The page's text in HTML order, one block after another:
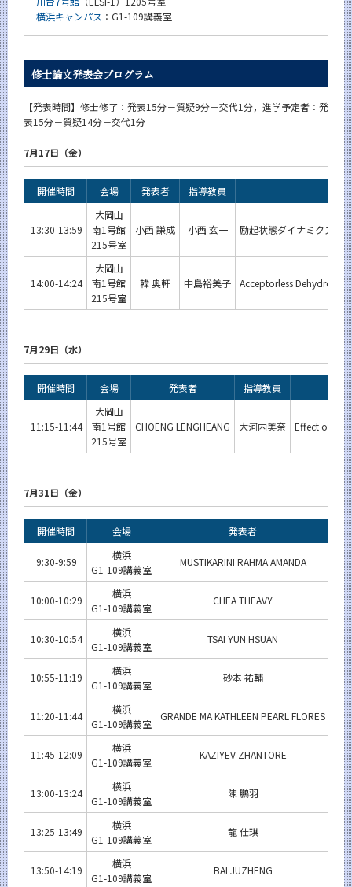
横浜キャンパス ：G1-109講義室
修士論文発表会プログラム
【発表時間】修士修了：発表15分－質疑9分－交代1分，進学予定者：発
表15分－質疑14分－交代1分
7月17日（金）
開催時間 会場 発表者 指導教員
13:30-13:59
大岡山
南1号館
215号室
小西 謙成 小西 玄一 励起状態ダイナミクスに
14:00-14:24
大岡山
南1号館
215号室
韓 奥軒 中島裕美子 Acceptorless
7月29日（水）
開催時間 会場 発表者 指導教員
11:15-11:44
大岡山
南1号館
215号室
CHOENG LENGHEANG 大河内美奈 Effect of
7月31日（金）
開催時間 会場 発表者 指
9:30-9:59
横浜
G1-109講義室
MUSTIKARINI RAHMA AMANDA 松
10:00-10:29
横浜
G1-109講義室
CHEA THEAVY 下
10:30-10:54
横浜
G1-109講義室
TSAI YUN HSUAN 下
10:55-11:19
横浜
G1-109講義室
砂本 祐輔 青
11:20-11:44
横浜
G1-109講義室
GRANDE MA KATHLEEN PEARL FLORES 多
11:45-12:09
横浜
G1-109講義室
KAZIYEV ZHANTORE 多
13:00-13:24
横浜
G1-109講義室
陳 鵬羽 横
13:25-13:49
横浜
G1-109講義室
龍 仕琪 原
13:50-14:19
横浜
G1-109講義室
BAI JUZHENG 原
今後の課程別イベント
系詳細情報
CLOSE